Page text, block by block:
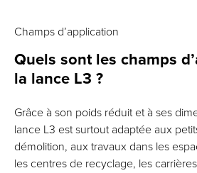
Quels sont les champs
la lance L3 ?
Champs d’application
Grâce à son poids réduit et à ses
lance L3 est surtout adaptée aux
démolition, aux travaux dans les
les centres de recyclage, les